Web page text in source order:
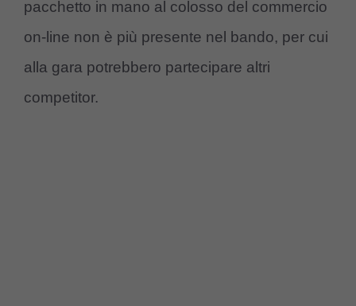
pacchetto in mano al colosso del commercio
on-line non è più presente nel bando, per cui
alla gara potrebbero partecipare altri
competitor.